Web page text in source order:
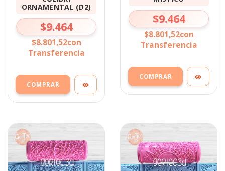
ORNAMENTAL (D2)
$9.464
$8.801,52con
Transferencia
$9.464
$8.801,52con
Transferencia